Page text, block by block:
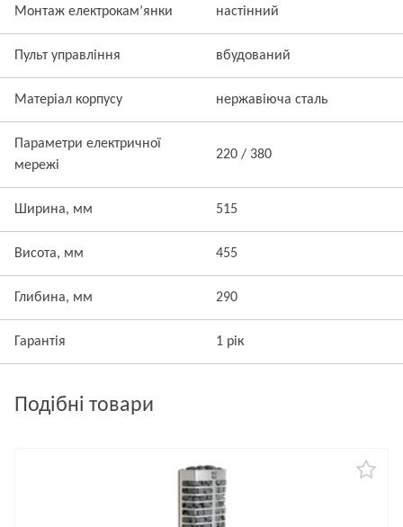
Монтаж електрокам’янки настінний
Пульт управління вбудований
Матеріал корпусу нержавіюча сталь
Параметри електричної
мережі
220 / 380
Ширина, мм 515
Висота, мм 455
Глибина, мм 290
Гарантія 1 рік
Подібні товари